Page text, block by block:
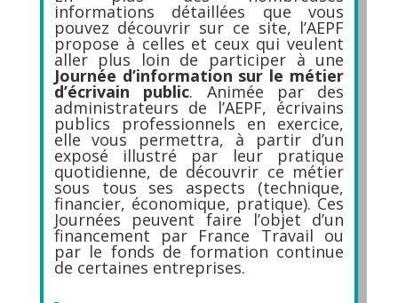
informations détaillées que vous
pouvez découvrir sur ce site, l’AEPF
propose à celles et ceux qui veulent
aller plus loin de participer à une
Journée d’information sur le métier
d’écrivain public. Animée par des
administrateurs de l’AEPF, écrivains
publics professionnels en exercice,
elle vous permettra, à partir d’un
exposé illustré par leur pratique
quotidienne, de découvrir ce métier
sous tous ses aspects (technique,
financier, économique, pratique). Ces
Journées peuvent faire l’objet d’un
financement par France Travail ou
par le fonds de formation continue
de certaines entreprises.